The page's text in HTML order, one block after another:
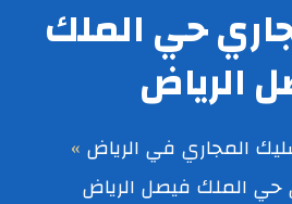
حي الملك
الرياض
المجاري في الرياض
الملك فيصل الرياض